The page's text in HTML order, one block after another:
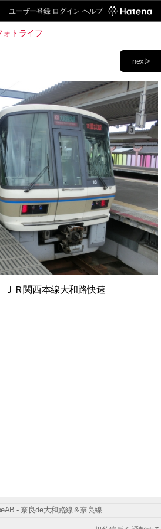
ユーザー登録 ログイン ヘルプ
ォトライフ
next>
ＪＲ関西本線大和路快速
- 奈良de大和路線＆奈良線